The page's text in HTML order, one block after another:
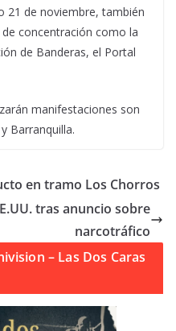
21 de noviembre, también
concentración como la
de Banderas, el Portal
manifestaciones son
Barranquilla.
en tramo Los Chorros
tras anuncio sobre
narcotráfico
– Las Dos Caras